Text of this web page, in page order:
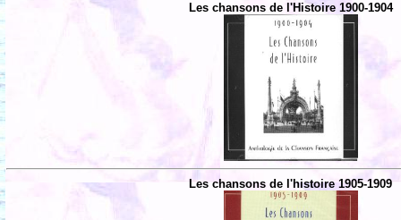
Les chansons de l'Histoire 1900-1904
Les chansons de l'histoire 1905-1909